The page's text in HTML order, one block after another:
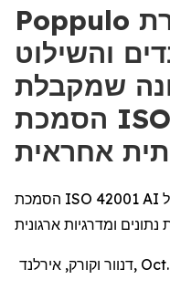
Poppulo הופכת לחברת
והשילוט
שמקבלת
הסמכת ISO Benchmark
אחראית
הסמכת ISO 42001 AI מאמתת את המוניטין של Poppulo
ומדרגיות ארגונית
דנוור וקורק, אירלנד, Oct. 03, 2025 (GLOBE NEWSWIRE) -